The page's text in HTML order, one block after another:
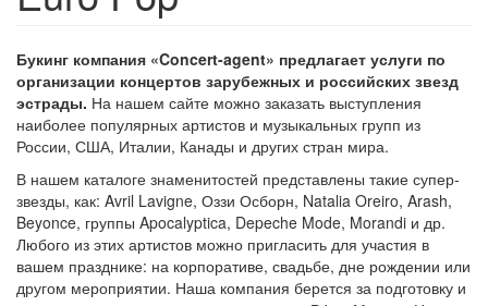
Букинг компания «Concert-agent» предлагает услуги по
организации концертов зарубежных и российских звезд
эстрады. На нашем сайте можно заказать выступления
наиболее популярных артистов и музыкальных групп из
России, США, Италии, Канады и других стран мира.
В нашем каталоге знаменитостей представлены такие супер-
звезды, как: Avril Lavigne, Оззи Осборн, Natalia Oreiro, Arash,
Beyonce, группы Apocalyptica, Depeche Mode, Morandi и др.
Любого из этих артистов можно пригласить для участия в
вашем празднике: на корпоративе, свадьбе, дне рождении или
другом мероприятии. Наша компания берется за подготовку и